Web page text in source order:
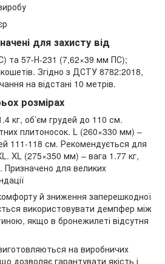
для захисту від
та 57-Н-231 (7,62×39 мм ПС);
Згідно з ДСТУ 8782:2018,
на відстані 10 метрів.
розмірах
кг, об’єм грудей до 110 см.
плитоносок. L (260×330 мм) –
111-118 см. Рекомендується для
XL (275×350 мм) – вага 1.77 кг,
Призначено для великих
й зниження заперешкодної
використовувати демпфер між
якщо в бронежилеті відсутня
на виробничих
дозволяє гарантувати якість і